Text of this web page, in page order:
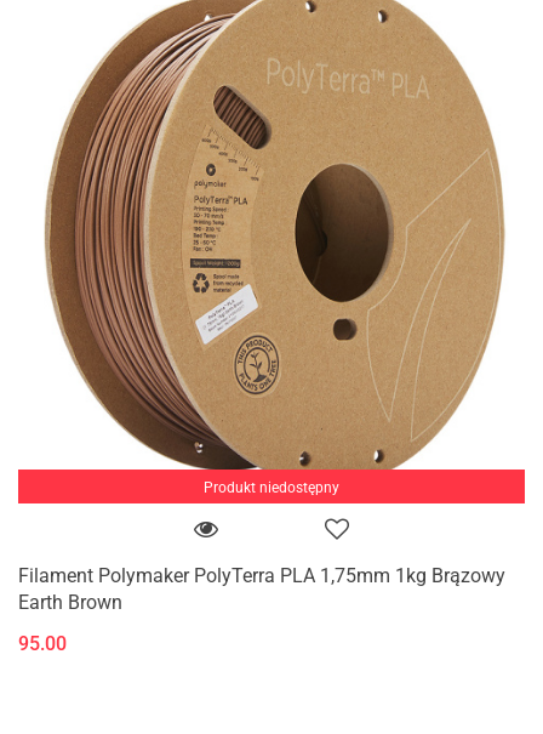
Produkt niedostępny
Filament Polymaker PolyTerra PLA 1,75mm 1kg Brązowy
Earth Brown
95.00